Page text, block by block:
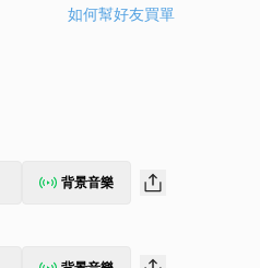
如何幫好友買單
背景音樂